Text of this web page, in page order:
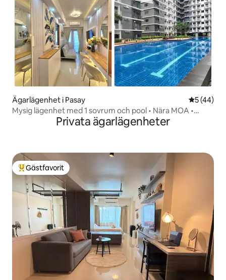
Ägarlägenhet i Pasay 5 av 5 i
5 (44)
Mysig lägenhet med 1 sovrum och pool • Nära MOA •
Flygplats 15 minuterPrivata ägarlägenheter
Populär gästfavorit
Gästfavorit